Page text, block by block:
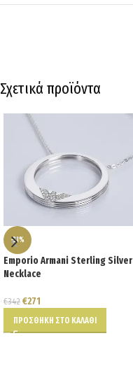
Σχετικά προϊόντα
-21%
Emporio Armani Sterling Silver
Necklace
€342 €271
ΠΡΟΣΘΉΚΗ ΣΤΟ ΚΑΛΆΘΙ